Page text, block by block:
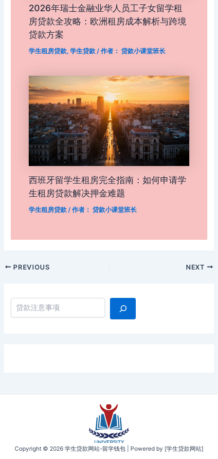
搜索
2026年瑞士金融业华人员工子女留学租
房贷款全攻略：欧洲租房成本解析与跨境
贷款方案
学生租房贷款, 学生贷款/ 作者： 贷款小课堂班长
西班牙留学生租房完全指南：如何申请学
生租房贷款解决押金难题
学生租房贷款/ 作者： 贷款小课堂班长
PostPREVIOUS NEXT
Copyright © 2026 学生贷款网站-留学钱包 | Powered by [学生贷款网站]